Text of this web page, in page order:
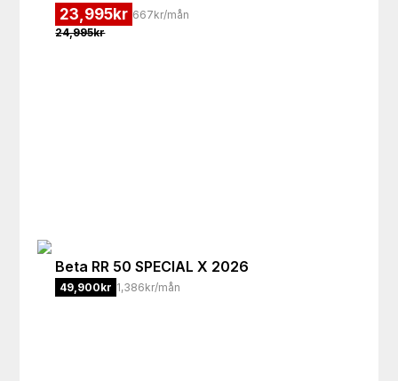
24,995kr
23,995kr 667kr/mån
Beta RR 50 SPECIAL X 2026
49,900kr 1,386kr/mån